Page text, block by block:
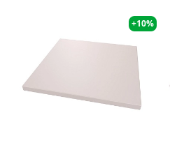
+10%